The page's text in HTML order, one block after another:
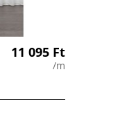
11 095 Ft
/m